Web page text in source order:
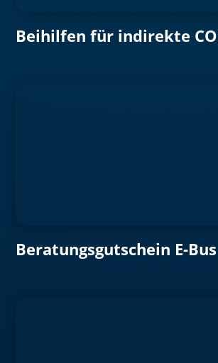
Beihilfen für indirekte
Beratungsgutschein E-Bus